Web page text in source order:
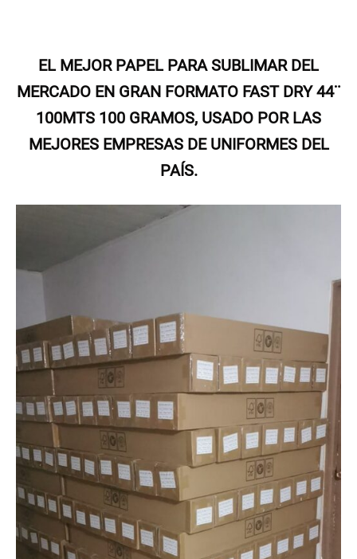
EL MEJOR PAPEL PARA SUBLIMAR DEL
MERCADO EN GRAN FORMATO FAST DRY 44¨
100MTS 100 GRAMOS, USADO POR LAS
MEJORES EMPRESAS DE UNIFORMES DEL
PAÍS.